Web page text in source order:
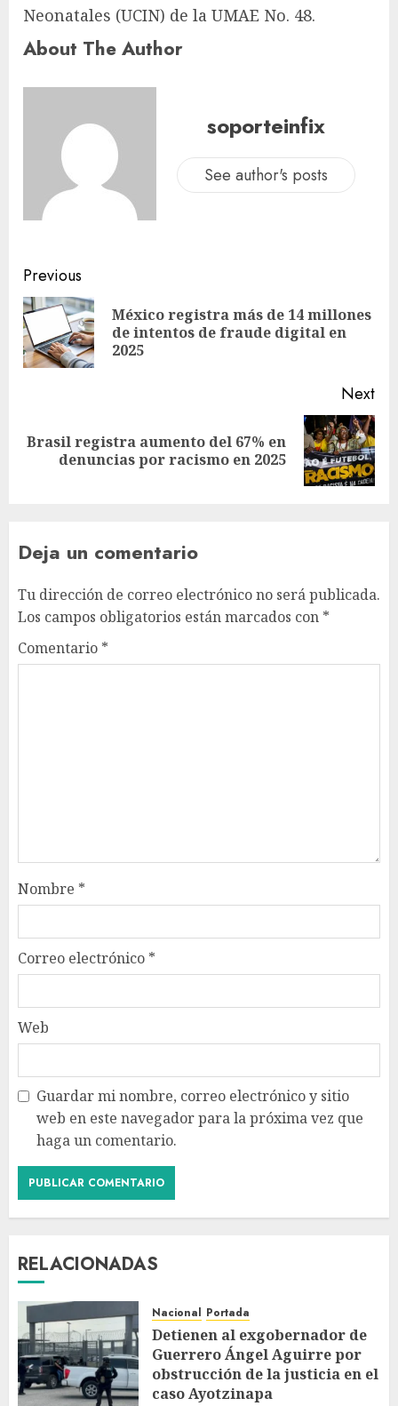
Neonatales (UCIN) de la UMAE No. 48.
About The Author
soporteinfix
See author's posts
Previous
México registra más de 14 millones
de intentos de fraude digital en
2025
Next
Brasil registra aumento del 67% en
denuncias por racismo en 2025
Deja un comentario
Tu dirección de correo electrónico no será publicada.
Los campos obligatorios están marcados con *
Comentario *
Nombre *
Correo electrónico *
Web
Guardar mi nombre, correo electrónico y sitio
web en este navegador para la próxima vez que
haga un comentario.
RELACIONADAS
Nacional Portada
Detienen al exgobernador de
Guerrero Ángel Aguirre por
obstrucción de la justicia en el
caso Ayotzinapa